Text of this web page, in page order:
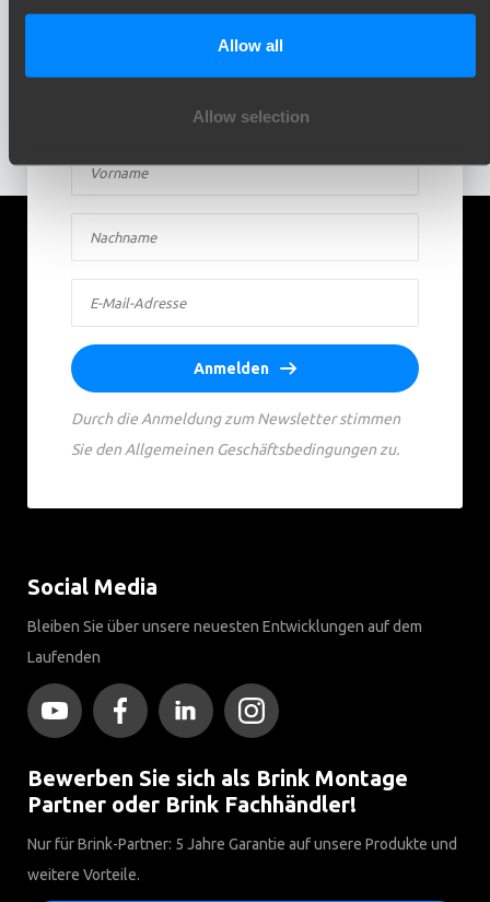
Allow all
Allow selection
Bleiben Sie auf dem Laufenden!
Melden Sie sich für unseren Newsletter an und
Inspiration, Wissen und Praxis — jeden Monat.
Anmelden
Durch die Anmeldung zum Newsletter stimmen
Sie den Allgemeinen Geschäftsbedingungen zu.
Social Media
Bleiben Sie über unsere neuesten Entwicklungen auf dem
Laufenden
Bewerben Sie sich als Brink Montage
Partner oder Brink Fachhändler!
Nur für Brink-Partner: 5 Jahre Garantie auf unsere Produkte und
weitere Vorteile.